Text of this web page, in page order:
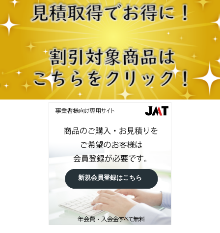
新規会員登録はこちら